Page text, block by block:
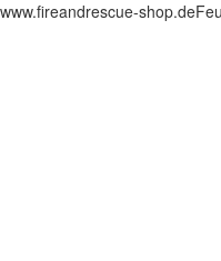
www.fireandrescue-